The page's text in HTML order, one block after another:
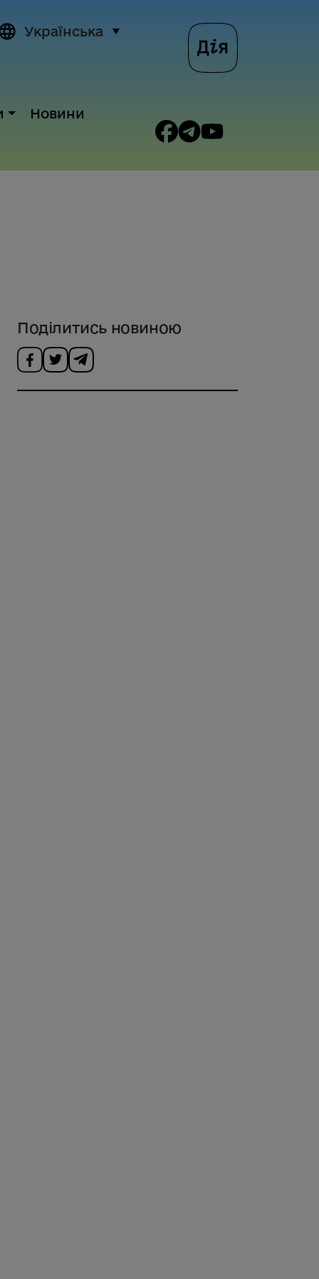
Українська
Новини
Поділитись новиною